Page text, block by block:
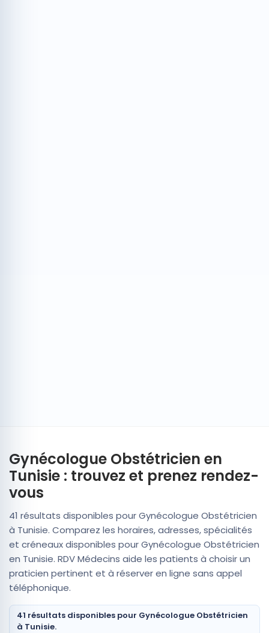
Gynécologue Obstétricien en
Tunisie : trouvez et prenez rendez-
vous
41 résultats disponibles pour Gynécologue Obstétricien
à Tunisie. Comparez les horaires, adresses, spécialités
et créneaux disponibles pour Gynécologue Obstétricien
en Tunisie. RDV Médecins aide les patients à choisir un
praticien pertinent et à réserver en ligne sans appel
téléphonique.
41 résultats disponibles pour Gynécologue Obstétricien
à Tunisie.